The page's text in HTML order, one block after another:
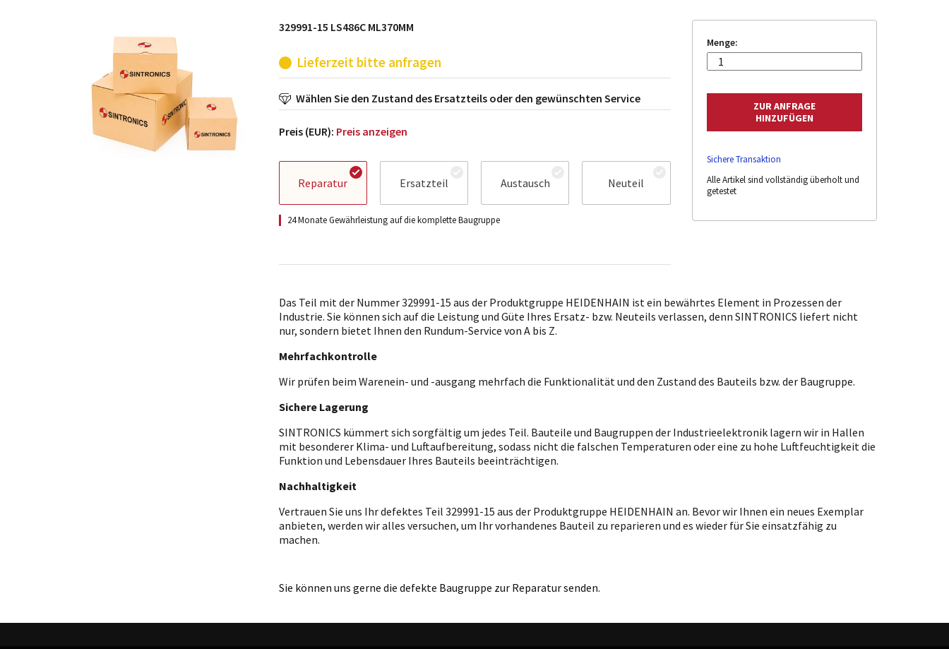
329991-15 LS486C ML370MM
Lieferzeit bitte anfragen
Wählen Sie den Zustand des Ersatzteils oder den gewünschten Service
Preis (EUR): Preis anzeigen
Reparatur Ersatzteil Austausch Neuteil
24 Monate Gewährleistung auf die komplette Baugruppe
Menge:
Sichere Transaktion
Alle Artikel sind vollständig überholt und
getestet
Das Teil mit der Nummer 329991-15 aus der Produktgruppe HEIDENHAIN ist ein bewährtes Element in Prozessen der
Industrie. Sie können sich auf die Leistung und Güte Ihres Ersatz- bzw. Neuteils verlassen, denn SINTRONICS liefert nicht
nur, sondern bietet Ihnen den Rundum-Service von A bis Z.
Mehrfachkontrolle
Wir prüfen beim Warenein- und -ausgang mehrfach die Funktionalität und den Zustand des Bauteils bzw. der Baugruppe.
Sichere Lagerung
SINTRONICS kümmert sich sorgfältig um jedes Teil. Bauteile und Baugruppen der Industrieelektronik lagern wir in Hallen
mit besonderer Klima- und Luftaufbereitung, sodass nicht die falschen Temperaturen oder eine zu hohe Luftfeuchtigkeit die
Funktion und Lebensdauer Ihres Bauteils beeinträchtigen.
Nachhaltigkeit
Vertrauen Sie uns Ihr defektes Teil 329991-15 aus der Produktgruppe HEIDENHAIN an. Bevor wir Ihnen ein neues Exemplar
anbieten, werden wir alles versuchen, um Ihr vorhandenes Bauteil zu reparieren und es wieder für Sie einsatzfähig zu
machen.
Sie können uns gerne die defekte Baugruppe zur Reparatur senden.